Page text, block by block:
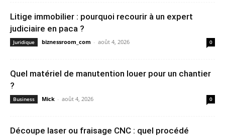
Litige immobilier : pourquoi recourir à un expert
judiciaire en paca ?
Juridique biznessroom_com - août 4, 2026 0
Quel matériel de manutention louer pour un chantier
?
Business Mick - août 4, 2026 0
Découpe laser ou fraisage CNC : quel procédé